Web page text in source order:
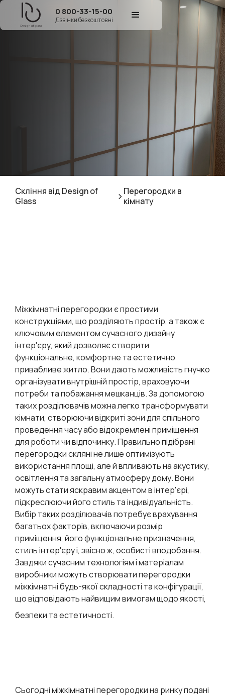
0 800-33-15-00
Дзвінки безкоштовні
Cкління від Design of
Glass
>Перегородки в
кімнату
Міжкімнатні перегородки є простими
конструкціями, що розділяють простір, а також є
ключовим елементом сучасного дизайну
інтер'єру, який дозволяє створити
функціональне, комфортне та естетично
привабливе житло. Вони дають можливість гнучко
організувати внутрішній простір, враховуючи
потреби та побажання мешканців. За допомогою
таких розділювачів можна легко трансформувати
кімнати, створюючи відкриті зони для спільного
проведення часу або відокремлені приміщення
для роботи чи відпочинку. Правильно підібрані
перегородки скляні не лише оптимізують
використання площі, але й впливають на акустику,
освітлення та загальну атмосферу дому. Вони
можуть стати яскравим акцентом в інтер'єрі,
підкреслюючи його стиль та індивідуальність.
Вибір таких розділювачів потребує врахування
багатьох факторів, включаючи розмір
приміщення, його функціональне призначення,
стиль інтер'єру і, звісно ж, особисті вподобання.
Завдяки сучасним технологіям і матеріалам
виробники можуть створювати перегородки
міжкімнатні будь-якої складності та конфігурації,
що відповідають найвищим вимогам щодо якості,
безпеки та естетичності.
Сьогодні міжкімнатні перегородки на ринку подані